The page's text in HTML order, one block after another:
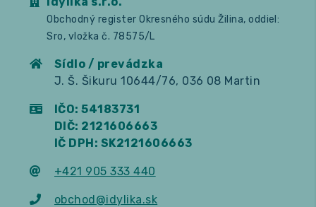
Obchodný register Okresného súdu Žilina, oddiel:
Sro, vložka č. 78575/L
Sídlo / prevádzka
J. Š. Šikuru 10644/76, 036 08 Martin
IČO: 54183731
DIČ: 2121606663
IČ DPH: SK2121606663
+421 905 333 440
obchod@idylika.sk